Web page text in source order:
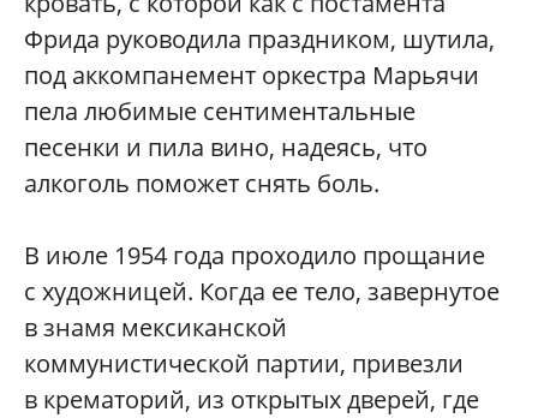
Фрида руководила праздником, шутила,
под аккомпанемент оркестра Марьячи
пела любимые сентиментальные
песенки и пила вино, надеясь, что
алкоголь поможет снять боль.
В июле 1954 года проходило прощание
с художницей. Когда ее тело, завернутое
в знамя мексиканской
коммунистической партии, привезли
в крематорий, из открытых дверей, где